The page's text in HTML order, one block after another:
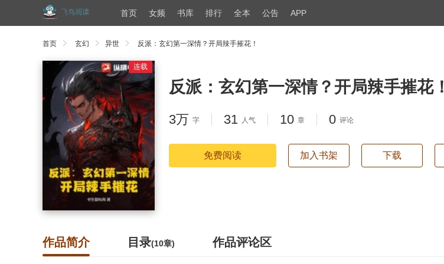
首页 女频 书库 排行 全本 公告 APP
首页 玄幻 异世 反派：玄幻第一深情？开局辣手摧花！
连载
反派：玄幻第一深情？开局辣手摧花！
3万 字 31 人气 10 章 0 评论
免费阅读 加入书架 下载
作品简介 目录(10章) 作品评论区